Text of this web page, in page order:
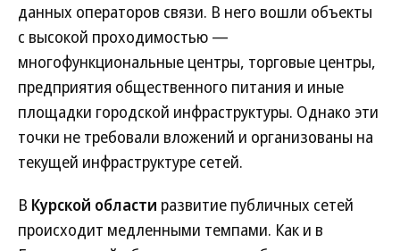
данных операторов связи. В него вошли объекты
с высокой проходимостью —
многофункциональные центры, торговые центры,
предприятия общественного питания и иные
площадки городской инфраструктуры. Однако эти
точки не требовали вложений и организованы на
текущей инфраструктуре сетей.
В Курской области развитие публичных сетей
происходит медленными темпами. Как и в